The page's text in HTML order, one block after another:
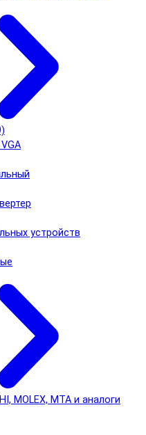
устройств
MOLEX, MTA и аналоги